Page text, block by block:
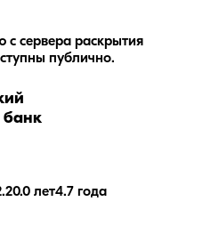
сервера раскрытия
публично.
банк
0.0 лет4.7 года